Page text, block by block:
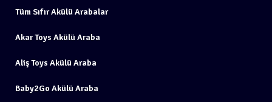
Tüm Sıfır Akülü Arabalar
Akar Toys Akülü Araba
Aliş Toys Akülü Araba
Baby2Go Akülü Araba